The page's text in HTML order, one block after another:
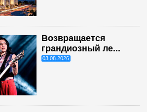
Возвращается
грандиозный ле...
03.08.2026